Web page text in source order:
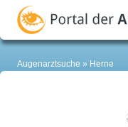
Augenarztsuche Herne